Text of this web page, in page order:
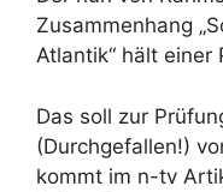
Zusammenhang
Atlantik“ hält
Das soll zur
(Durchgefallen!)
kommt im n-tv